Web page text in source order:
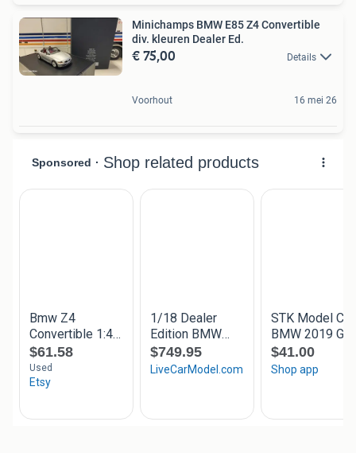
Minichamps BMW E85 Z4 Convertible
div. kleuren Dealer Ed.
€ 75,00 Details
Voorhout 16 mei 26